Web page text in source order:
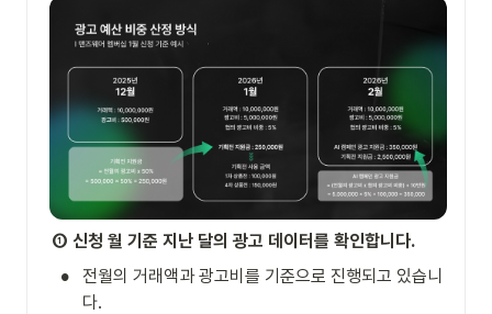
➀ 신청 월 기준 지난 달의 광고 데이터를 확인합니다.
•
전월의 거래액과 광고비를 기준으로 진행되고 있습니
다.